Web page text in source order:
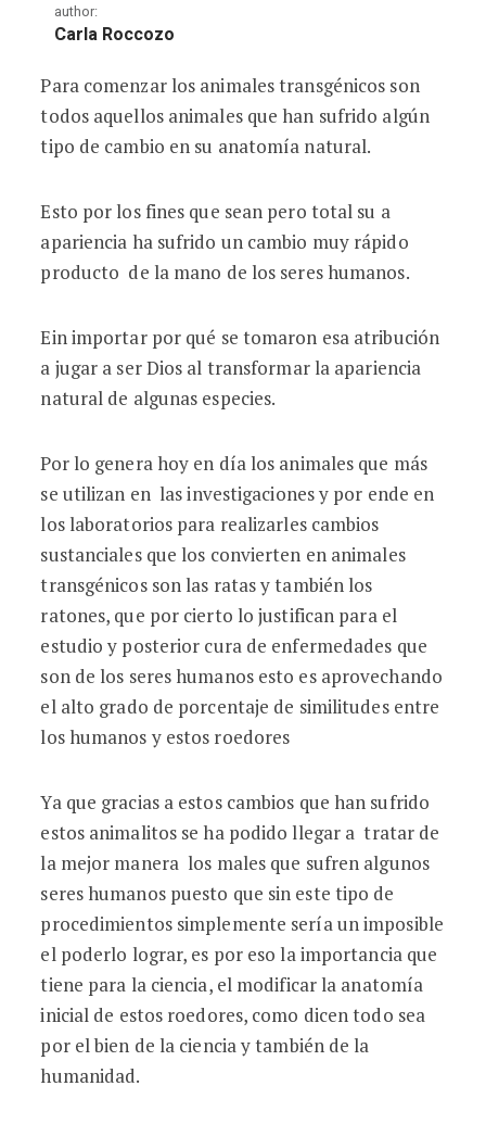
author:
Carla Roccozo
Animales transgénicos características
Para comenzar los animales transgénicos son
todos aquellos animales que han sufrido algún
tipo de cambio en su anatomía natural.
Esto por los fines que sean pero total su a
apariencia ha sufrido un cambio muy rápido
producto de la mano de los seres humanos.
Ein importar por qué se tomaron esa atribución
a jugar a ser Dios al transformar la apariencia
natural de algunas especies.
Por lo genera hoy en día los animales que más
se utilizan en las investigaciones y por ende en
los laboratorios para realizarles cambios
sustanciales que los convierten en animales
transgénicos son las ratas y también los
ratones, que por cierto lo justifican para el
estudio y posterior cura de enfermedades que
son de los seres humanos esto es aprovechando
el alto grado de porcentaje de similitudes entre
los humanos y estos roedores
Ya que gracias a estos cambios que han sufrido
estos animalitos se ha podido llegar a tratar de
la mejor manera los males que sufren algunos
seres humanos puesto que sin este tipo de
procedimientos simplemente sería un imposible
el poderlo lograr, es por eso la importancia que
tiene para la ciencia, el modificar la anatomía
inicial de estos roedores, como dicen todo sea
por el bien de la ciencia y también de la
humanidad.